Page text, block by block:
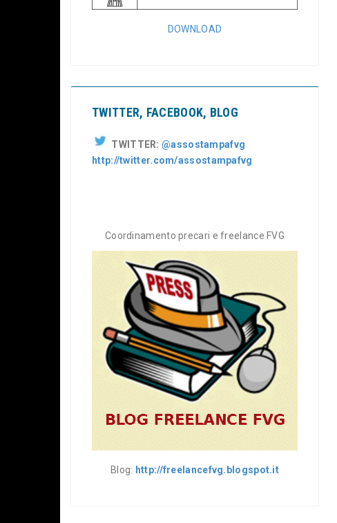
DOWNLOAD
TWITTER, FACEBOOK, BLOG
TWITTER:@assostampafvg
http://twitter.com/assostampafvg
Coordinamento precari e freelance FVG
Blog: http://freelancefvg.blogspot.it